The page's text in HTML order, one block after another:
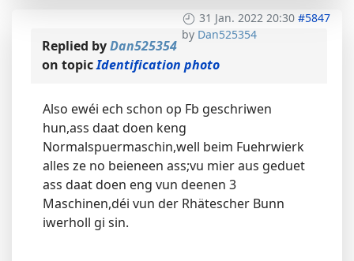
31 Jan. 2022 20:30 #5847
by Dan525354
Replied byDan525354
on topicIdentification photo
Also ewéi ech schon op Fb geschriwen
hun,ass daat doen keng
Normalspuermaschin,well beim Fuehrwierk
alles ze no beieneen ass;vu mier aus geduet
ass daat doen eng vun deenen 3
Maschinen,déi vun der Rhätescher Bunn
iwerholl gi sin.